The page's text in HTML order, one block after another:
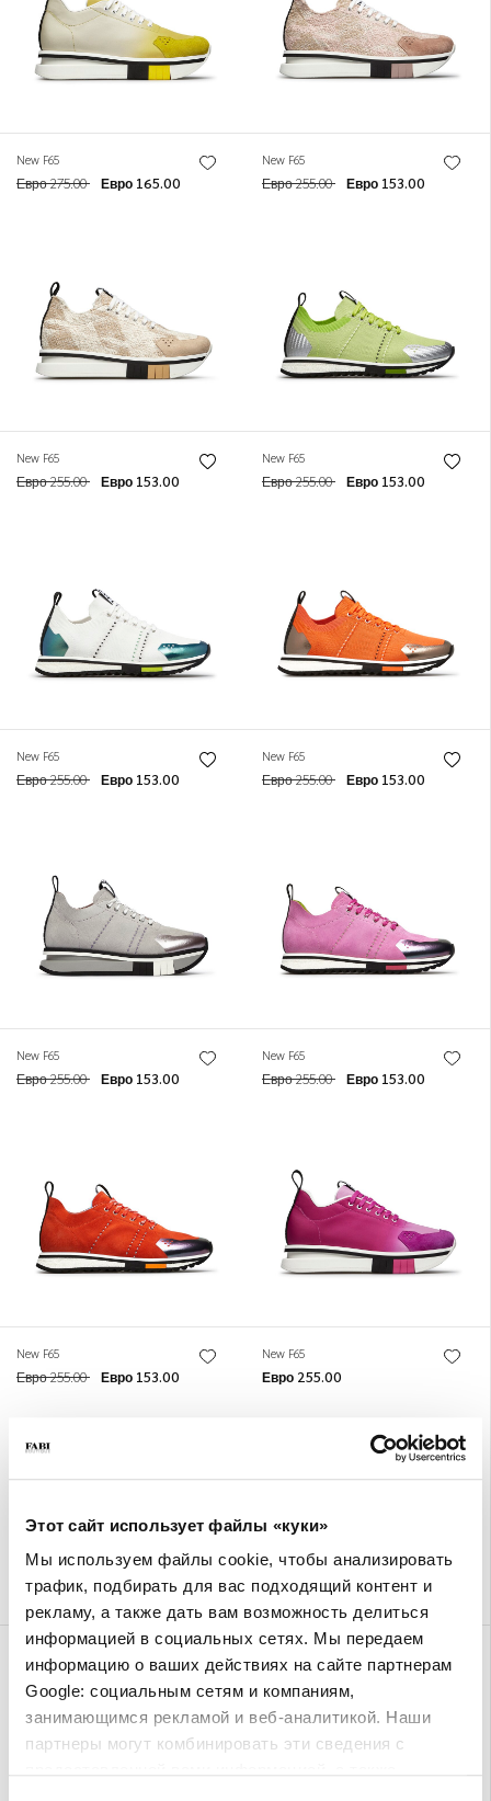
Этот сайт использует файлы «куки»
Мы используем файлы cookie, чтобы анализировать
трафик, подбирать для вас подходящий контент и
рекламу, а также дать вам возможность делиться
информацией в социальных сетях. Мы передаем
информацию о ваших действиях на сайте партнерам
Google: социальным сетям и компаниям,
занимающимся рекламой и веб-аналитикой. Наши
партнеры могут комбинировать эти сведения с
New F65
Евро 275.00 Евро 165.00
New F65
Евро 255.00 Евро 153.00
New F65
Евро 255.00 Евро 153.00
New F65
Евро 255.00 Евро 153.00
New F65
Евро 255.00 Евро 153.00
New F65
Евро 255.00 Евро 153.00
New F65
Евро 255.00 Евро 153.00
New F65
Евро 255.00 Евро 153.00
New F65
Евро 255.00 Евро 153.00
New F65
Евро 255.00
New F65
Евро 255.00 Евро 255.00